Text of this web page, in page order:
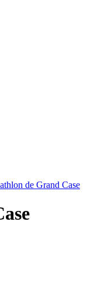
de Grand Case